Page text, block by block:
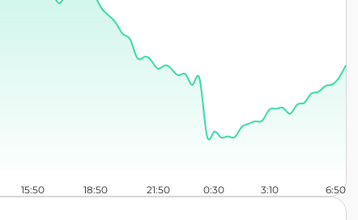
15:50 18:50 21:50 0:30 3:10 6:50